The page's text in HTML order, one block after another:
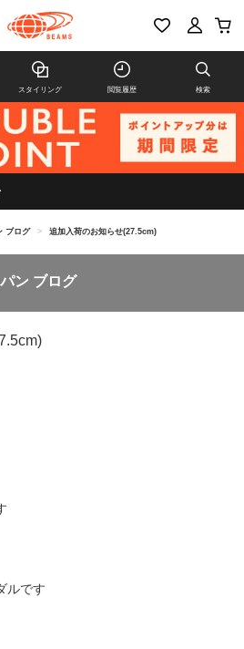
スタイリング 閲覧履歴 検索
ブログ > 追加入荷のお知らせ(27.5cm)
ン ブログ
ルです